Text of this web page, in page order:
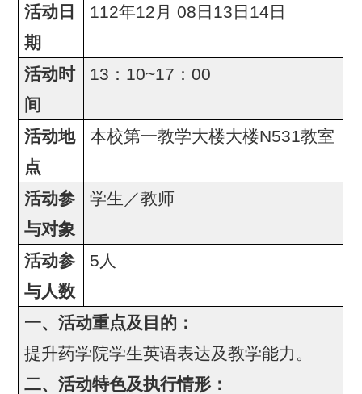
活动日
期
112年12月 08日13日14日
活动时
间
13：10~17：00
活动地
点
本校第一教学大楼大楼N531教室
活动参
与对象
学生／教师
活动参
与人数
5人
一、活动重点及目的：
提升药学院学生英语表达及教学能力。
二、活动特色及执行情形：